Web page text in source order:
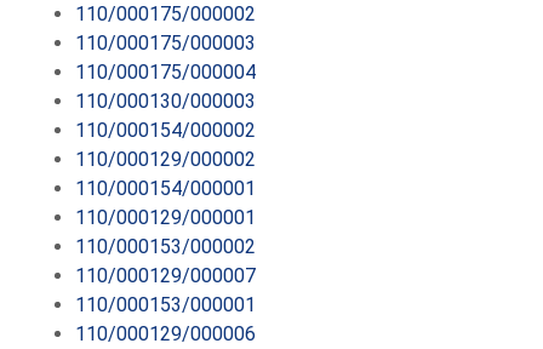
110/000175/000002
110/000175/000003
110/000175/000004
110/000130/000003
110/000154/000002
110/000129/000002
110/000154/000001
110/000129/000001
110/000153/000002
110/000129/000007
110/000153/000001
110/000129/000006